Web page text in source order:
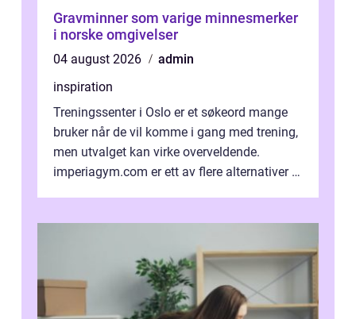
Gravminner som varige minnesmerker
i norske omgivelser
04 august 2026
admin
inspiration
Treningssenter i Oslo er et søkeord mange
bruker når de vil komme i gang med trening,
men utvalget kan virke overveldende.
imperiagym.com er ett av flere alternativer i